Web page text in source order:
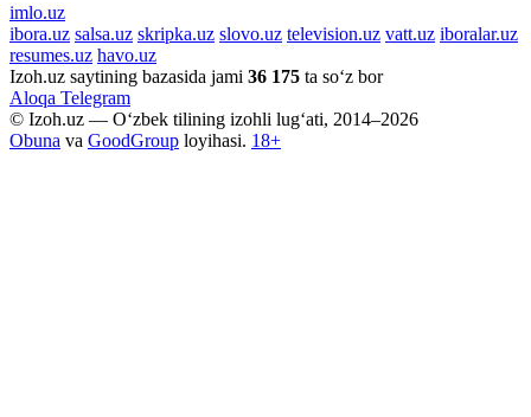
imlo.uz
ibora.uz salsa.uz skripka.uz slovo.uz television.uz vatt.uz iboralar.uz
resumes.uz havo.uz
Izoh.uz saytining bazasida jami 36 175 ta so‘z bor
Aloqa Telegram
© Izoh.uz — O‘zbek tilining izohli lug‘ati, 2014–2026
Obuna va GoodGroup loyihasi. 18+